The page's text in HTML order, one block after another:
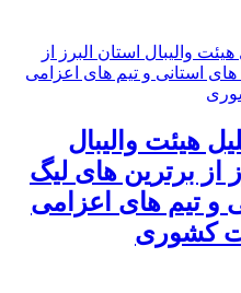
هیئت والیبال
از برترین های لیگ
و تیم های اعزامی
کشوری